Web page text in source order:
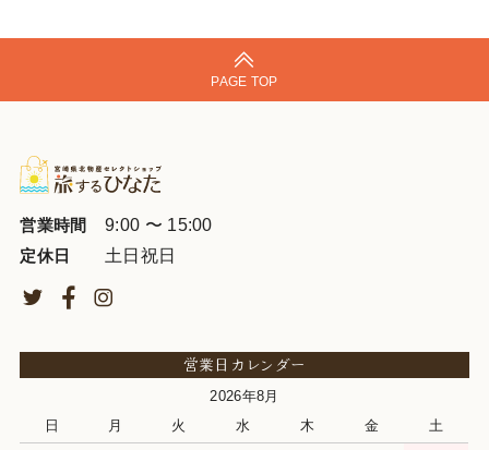
PAGE TOP
営業時間 9:00 〜 15:00
定休日 土日祝日
営業日カレンダー
2026年8月
日
月 火 水 木 金 土